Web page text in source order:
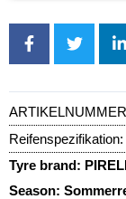
Reifenspezifikation:
Tyre brand:
Season: